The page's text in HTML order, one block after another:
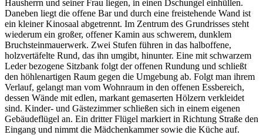
Hausherrn und seiner Frau liegen, in einen Dschungel einhüllen.
Daneben liegt die offene Bar und durch eine freistehende Wand ist
ein kleiner Kinosaal abgetrennt. Im Zentrum des Grundrisses steht
wiederum ein großer, offener Kamin aus schwerem, dunklem
Bruchsteinmauerwerk. Zwei Stufen führen in das halboffene,
holzvertäfelte Rund, das ihn umgibt, hinunter. Eine mit schwarzem
Leder bezogene Sitzbank folgt der offenen Rundung und schließt
den höhlenartigen Raum gegen die Umgebung ab. Folgt man ihrem
Verlauf, gelangt man vom Wohnraum in den offenen Essbereich,
dessen Wände mit edlen, markant gemaserten Hölzern verkleidet
sind. Kinder- und Gästezimmer schließen sich in einem eigenen
Gebäudeflügel an. Ein dritter Flügel markiert in Richtung Straße den
Eingang und nimmt die Mädchenkammer sowie die Küche auf.